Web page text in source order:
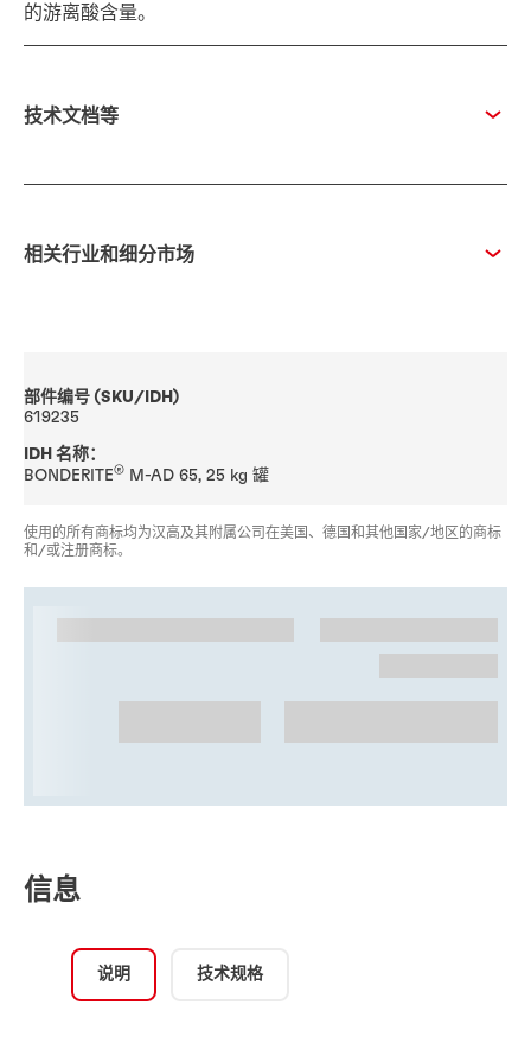
的游离酸含量。
技术文档等
相关行业和细分市场
部件编号 (SKU/IDH)
619235
IDH 名称：
BONDERITE® M-AD 65, 25 kg 罐
使用的所有商标均为汉高及其附属公司在美国、德国和其他国家/地区的商标
和/或注册商标。
信息
说明 技术规格